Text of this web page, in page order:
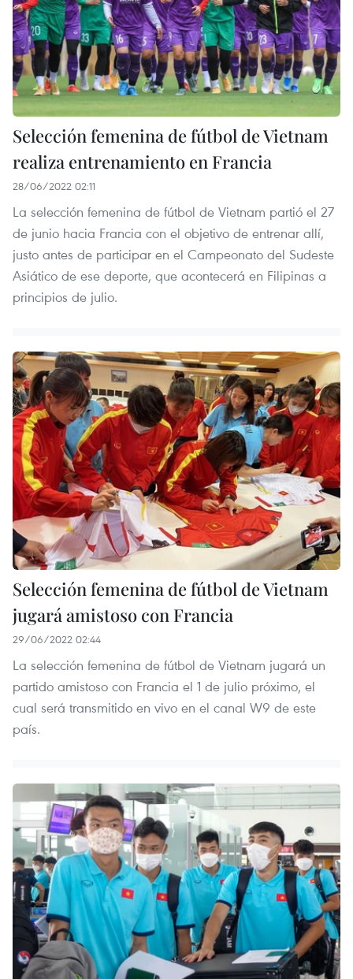
Selección femenina de fútbol de Vietnam
realiza entrenamiento en Francia
28/06/2022 02:11
La selección femenina de fútbol de Vietnam partió el 27
de junio hacia Francia con el objetivo de entrenar allí,
justo antes de participar en el Campeonato del Sudeste
Asiático de ese deporte, que acontecerá en Filipinas a
principios de julio.
Selección femenina de fútbol de Vietnam
jugará amistoso con Francia
29/06/2022 02:44
La selección femenina de fútbol de Vietnam jugará un
partido amistoso con Francia el 1 de julio próximo, el
cual será transmitido en vivo en el canal W9 de este
país.